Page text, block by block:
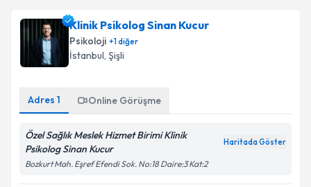
almanız için bir takvim hazırlandığında e-posta ile
bilgilendireceğiz.
E-posta Adresiniz
Kişisel verilerimin işlenmesine ilişkin
Metni'ni okudum ve kişisel verilerimin belirtilen
kapsamda işlenmesini kabul ediyorum.
Klinik Psikolog Sinan Kucur
Psikoloji +1diğer
İstanbul, Şişli
Adres 1 Online Görüşme
Özel Sağlık Meslek Hizmet Birimi Klinik
Psikolog Sinan Kucur
Haritada Göster
Bozkurt Mah. Eşref Efendi Sok. No:18 Daire:3 Kat:2